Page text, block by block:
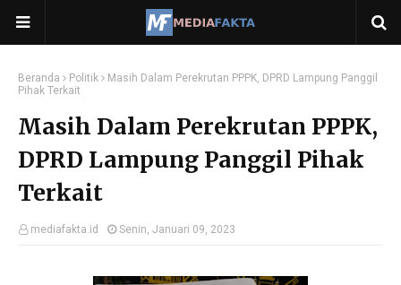
Beranda Politik
Masih Dalam Perekrutan PPPK, DPRD Lampung Panggil
Pihak Terkait
Masih Dalam Perekrutan PPPK,
DPRD Lampung Panggil Pihak
Terkait
mediafakta.id Senin, Januari 09, 2023